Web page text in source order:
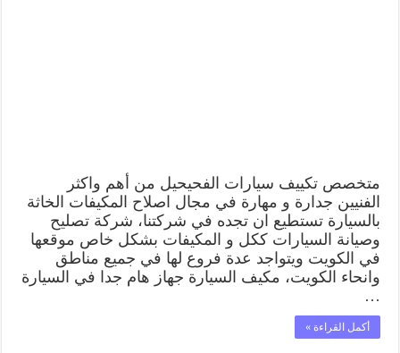
متخصص تكييف سيارات الفحيحيل من أهم واكثر
الفنيين جدارة و مهارة في مجال اصلاح المكيفات الخاثة
بالسيارة تستطيع ان تجده في شركتنا، شركة تصليح
وصيانة السيارات ككل و المكيفات بشكل خاص موقعها
في الكويت ويتواجد عدة فروع لها في جميع مناطق
وانحاء الكويت، مكيف السيارة جهاز هام جدا في السيارة
…
أكمل القراءة »